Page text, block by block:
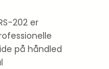
202 er
på håndled